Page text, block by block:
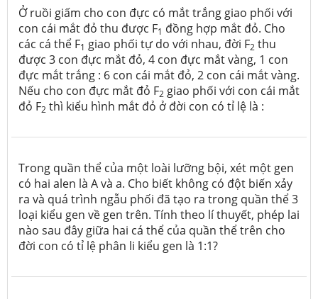
Ở ruồi giấm cho con đực có mắt trắng giao phối với
con cái mắt đỏ thu được F1 đồng hợp mắt đỏ. Cho
các cá thể F1 giao phối tự do với nhau, đời F2 thu
được 3 con đực mắt đỏ, 4 con đực mắt vàng, 1 con
đực mắt trắng : 6 con cái mắt đỏ, 2 con cái mắt vàng.
Nếu cho con đực mắt đỏ F2 giao phối với con cái mắt
đỏ F2 thì kiểu hình mắt đỏ ở đời con có tỉ lệ là :
Trong quần thể của một loài lưỡng bội, xét một gen
có hai alen là A và a. Cho biết không có đột biến xảy
ra và quá trình ngẫu phối đã tạo ra trong quần thể 3
loại kiểu gen về gen trên. Tính theo lí thuyết, phép lai
nào sau đây giữa hai cá thể của quần thể trên cho
đời con có tỉ lệ phân li kiểu gen là 1:1?